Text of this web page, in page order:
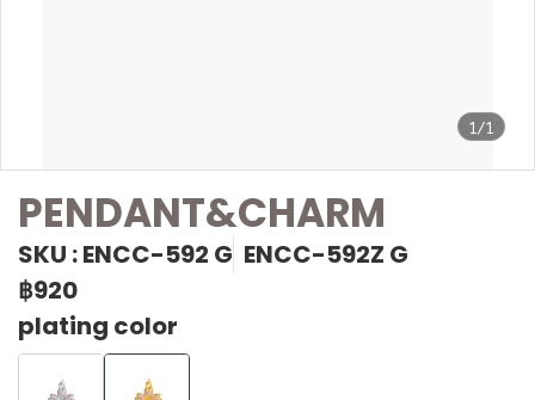
1/1
PENDANT&CHARM
SKU : ENCC-592 G ENCC-592Z G
฿920
plating color